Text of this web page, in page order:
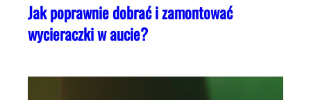
Jak poprawnie dobrać i zamontować
wycieraczki w aucie?